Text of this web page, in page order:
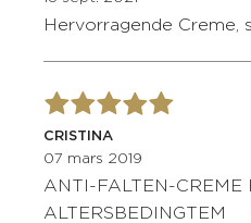
Hervorragende Creme,
CRISTINA
07 mars 2019
ANTI-FALTEN-CREME
ALTERSBEDINGTEM